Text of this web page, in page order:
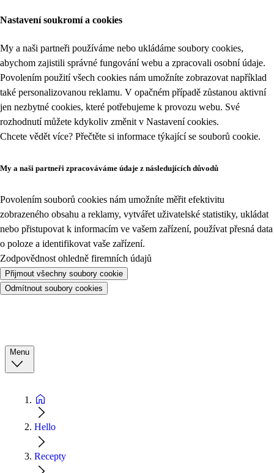
Nastavení soukromí a cookies
My a naši partneři používáme nebo ukládáme soubory cookies,
abychom zajistili správné fungování webu a zpracovali osobní údaje.
Povolením použití všech cookies nám umožníte zobrazovat například
také personalizovanou reklamu. V opačném případě zůstanou aktivní
jen nezbytné cookies, které potřebujeme k provozu webu. Své
rozhodnutí můžete kdykoliv změnit v Nastavení cookies.
Chcete vědět více? Přečtěte si informace týkající se souborů cookie.
My a naši partneři zpracováváme údaje z následujících důvodů
Povolením souborů cookies nám umožníte měřit efektivitu
zobrazeného obsahu a reklamy, vytvářet uživatelské statistiky, ukládat
nebo přistupovat k informacím ve vašem zařízení, používat přesná data
o poloze a identifikovat vaše zařízení.
Zodpovědnost ohledně firemních údajů
Přijmout všechny soubory cookie
Odmítnout soubory cookies
Menu
Hello
Recepty